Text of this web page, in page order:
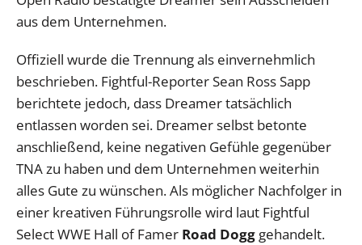
aus dem Unternehmen.
Offiziell wurde die Trennung als einvernehmlich
beschrieben. Fightful-Reporter Sean Ross Sapp
berichtete jedoch, dass Dreamer tatsächlich
entlassen worden sei. Dreamer selbst betonte
anschließend, keine negativen Gefühle gegenüber
TNA zu haben und dem Unternehmen weiterhin
alles Gute zu wünschen. Als möglicher Nachfolger in
einer kreativen Führungsrolle wird laut Fightful
Select WWE Hall of Famer Road Dogg gehandelt.